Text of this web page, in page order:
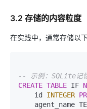
3.2 存储的内容粒度
在实践中，通常存储以下
-- 示例：SQLite记
CREATE TABLE IF
    id
INTEGER